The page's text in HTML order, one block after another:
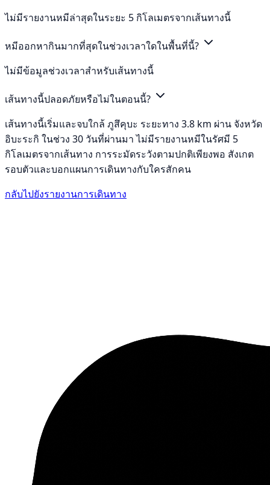
ไม่มีรายงานหมีล่าสุดในระยะ 5 กิโลเมตรจากเส้นทางนี้
หมีออกหากินมากที่สุดในช่วงเวลาใดในพื้นที่นี้?
ไม่มีข้อมูลช่วงเวลาสำหรับเส้นทางนี้
เส้นทางนี้ปลอดภัยหรือไม่ในตอนนี้?
เส้นทางนี้เริ่มและจบใกล้ ภูสึคุบะ ระยะทาง 3.8 km ผ่าน จังหวัด
อิบะระกิ ในช่วง 30 วันที่ผ่านมา ไม่มีรายงานหมีในรัศมี 5
กิโลเมตรจากเส้นทาง การระมัดระวังตามปกติเพียงพอ สังเกต
รอบตัวและบอกแผนการเดินทางกับใครสักคน
กลับไปยังรายงานการเดินทาง